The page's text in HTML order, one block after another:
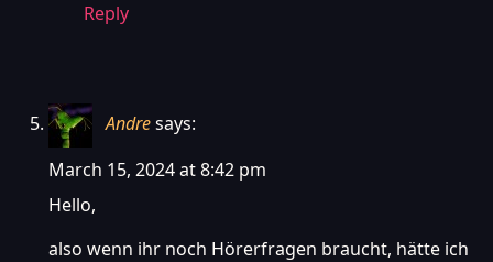
Reply
Andresays:
March 15, 2024 at 8:42 pm
Hello,
also wenn ihr noch Hörerfragen braucht, hätte ich